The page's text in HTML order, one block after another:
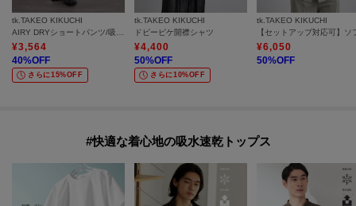
tk.TAKEO KIKUCHI
¥3,564
40%OFF
さらに15%OFF
tk.TAKEO KIKUCHI
ドビーピケ開襟シャツ
¥4,400
50%OFF
さらに10%OFF
tk.TAKEO KIKUCHI
¥6,050
50%OFF
#快適な着心地の吸水速乾トップス